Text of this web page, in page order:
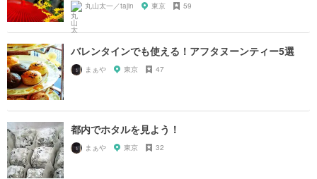
丸山太一／tajin 東京 59
バレンタインでも使える！アフタヌーンティー5選
まぁや 東京 47
都内でホタルを見よう！
まぁや 東京 32